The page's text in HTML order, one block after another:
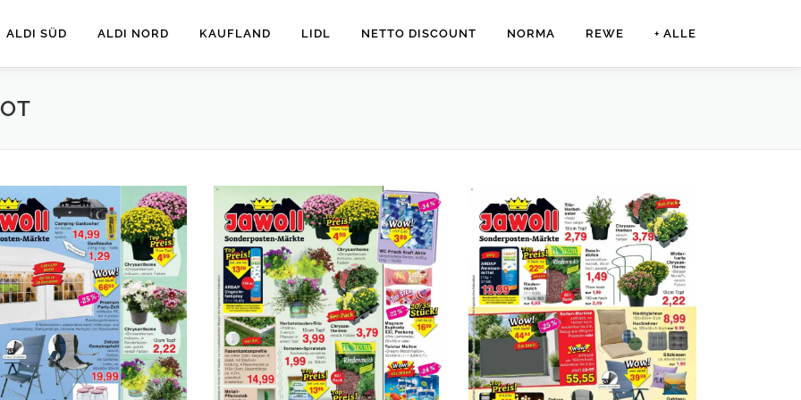
ALDI SÜD ALDI NORD KAUFLAND LIDL NETTO DISCOUNT NORMA REWE + ALLE